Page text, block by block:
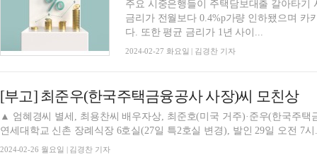
주요 시중은행들이 주택담보대출 갈아타
금리가 전월보다 0.4%p가량 인하됐으며 카
다. 또한 평균 금리가 1년 사이...
2024-02-27 화요일 | 김경찬 기자
[부고] 최준우(한국주택금융공사 사장)씨 모친상
▲ 엄혜경씨 별세, 최용찬씨 배우자상, 최준호(미국 거주)·준우(한국주택
연세대학교 신촌 장례식장 6호실(27일 특2호실 변경), 발인 29일 오전 7시.
2024-02-26 월요일 | 김경찬 기자